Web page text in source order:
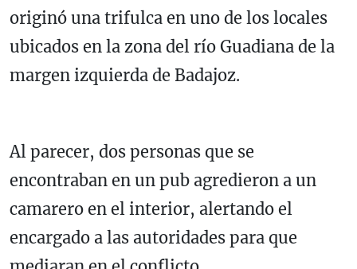
originó una trifulca en uno de los locales
ubicados en la zona del río Guadiana de la
margen izquierda de Badajoz.
Al parecer, dos personas que se
encontraban en un pub agredieron a un
camarero en el interior, alertando el
encargado a las autoridades para que